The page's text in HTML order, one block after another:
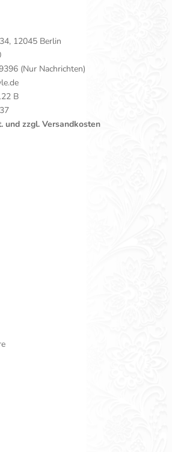
12045 Berlin
(Nur Nachrichten)
B
und zzgl. Versandkosten